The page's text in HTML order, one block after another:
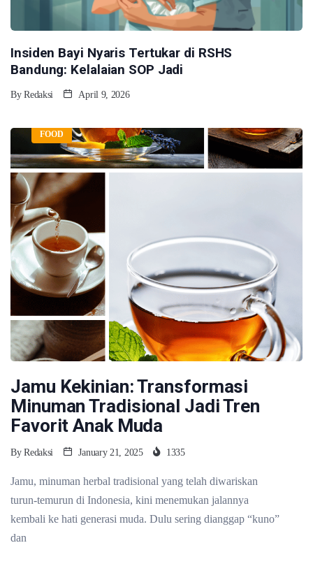
Insiden Bayi Nyaris Tertukar di RSHS
Bandung: Kelalaian SOP Jadi
By Redaksi April 9, 2026
FOOD
Jamu Kekinian: Transformasi
Minuman Tradisional Jadi Tren
Favorit Anak Muda
Jamu, minuman herbal tradisional yang telah diwariskan
turun-temurun di Indonesia, kini menemukan jalannya
kembali ke hati generasi muda. Dulu sering dianggap “kuno”
dan
By Redaksi January 21, 2025 1335